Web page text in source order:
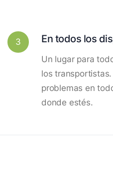
3 En todos los
Un lugar para
los
problemas en
donde estés.